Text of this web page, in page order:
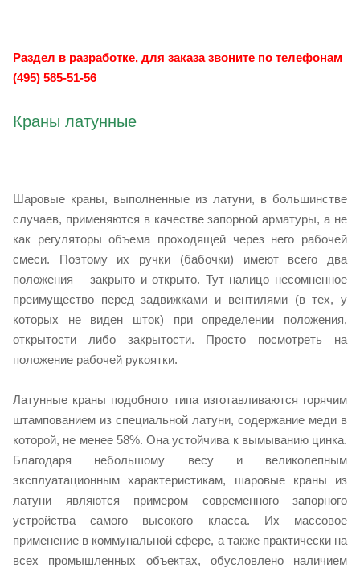
Раздел в разработке, для заказа звоните по телефонам
(495) 585-51-56
Краны латунные
Шаровые краны, выполненные из латуни, в большинстве
случаев, применяются в качестве запорной арматуры, а не
как регуляторы объема проходящей через него рабочей
смеси. Поэтому их ручки (бабочки) имеют всего два
положения – закрыто и открыто. Тут налицо несомненное
преимущество перед задвижками и вентилями (в тех, у
которых не виден шток) при определении положения,
открытости либо закрытости. Просто посмотреть на
положение рабочей рукоятки.
Латунные краны подобного типа изготавливаются горячим
штампованием из специальной латуни, содержание меди в
которой, не менее 58%. Она устойчива к вымыванию цинка.
Благодаря небольшому весу и великолепным
эксплуатационным характеристикам, шаровые краны из
латуни являются примером современного запорного
устройства самого высокого класса. Их массовое
применение в коммунальной сфере, а также практически на
всех промышленных объектах, обусловлено наличием